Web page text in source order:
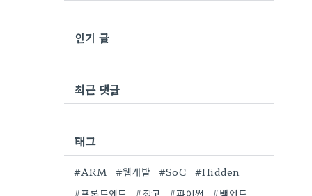
인기 글
최근 댓글
태그
#ARM #웹개발 #SoC
#Hidden
#프론트엔드
#장고 #파이썬 #백엔드